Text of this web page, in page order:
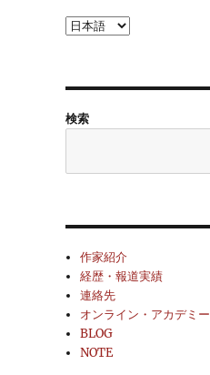
言
検索
作家紹介
経歴・報道実績
連絡先
オンライン・アカデミー
BLOG
NOTE